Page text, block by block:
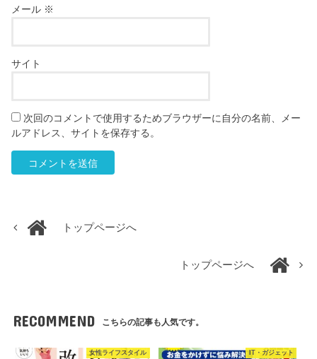
メール ※
サイト
次回のコメントで使用するためブラウザーに自分の名前、メー
ルアドレス、サイトを保存する。
トップページへ
トップページへ
RECOMMEND こちらの記事も人気です。
女性ライフスタイル IT・ガジェット